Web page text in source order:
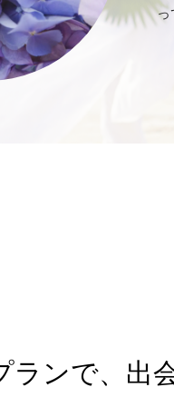
っ
ランで、出